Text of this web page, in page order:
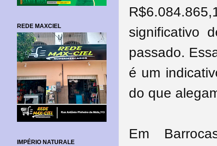
significativo
passado.
é um
do que
Em
REDE MAXCIEL
IMPÉRIO NATURALE